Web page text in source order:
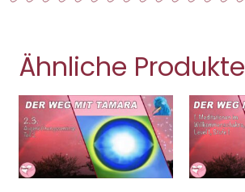
Ähnliche Produkte